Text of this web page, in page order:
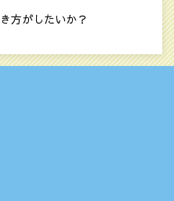
方がしたいか？